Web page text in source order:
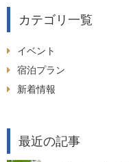
カテゴリ一覧
イベント
宿泊プラン
新着情報
最近の記事